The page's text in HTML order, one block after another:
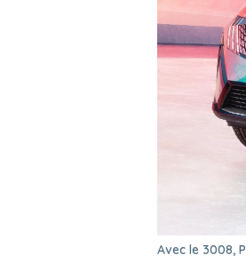
Avec le 3008,